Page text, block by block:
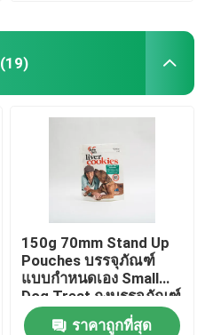
(19)
150g 70mm Stand Up
Pouches บรรจุภัณฑ์
แบบกำหนดเอง Small
Dog Treat ถุงบรรจุภัณฑ์
ราคาถูกที่สุด